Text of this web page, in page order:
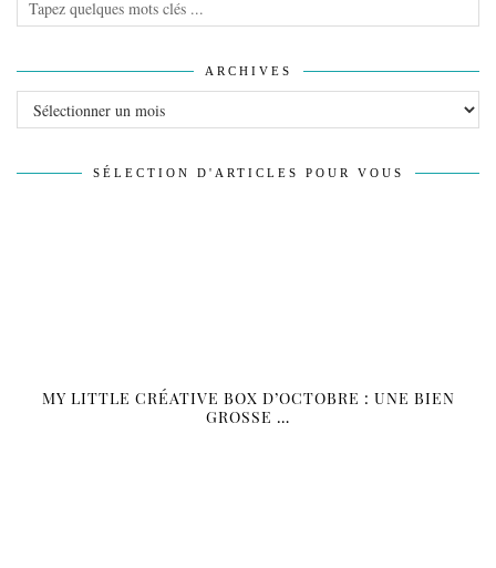
ARCHIVES
SÉLECTION D'ARTICLES POUR VOUS
MY LITTLE CRÉATIVE BOX D’OCTOBRE : UNE BIEN
GROSSE …